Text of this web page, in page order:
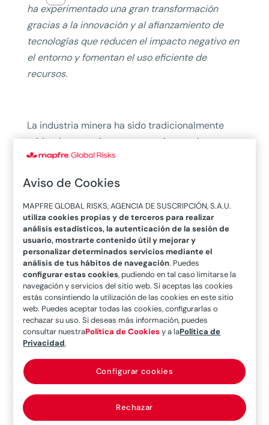
ha experimentado una gran transformación
gracias a la innovación y al afianzamiento de
tecnologías que reducen el impacto negativo en
el entorno y fomentan el uso eficiente de
recursos.
La industria minera ha sido tradicionalmente
criticada por su impacto negativo en el
medioambiente y las comunidades cercanas a
años, se está volviendo cada vez más sostenible,
reduciendo la carga ambiental y mejorando las
condiciones de los trabajadores. Para hablar
sobre este tema, entrevistamos a dos expertos
de PwC Chile: Andrés Sanín, Director de
Recursos Naturales, y Nicolás Westenenk,
Manager de Sostenibilidad y Cambio Climático.
Ambos nos explican la importancia del
desarrollo tecnológico con la adopción de la
Inteligencia Artificial (AI), la automatización y el
uso de energías renovables, además de la
implementación de prácticas más responsables
en la gestión de residuos como el uso de la
minería subterránea —cada vez más popular— y
Aviso de Cookies
MAPFRE GLOBAL RISKS, AGENCIA DE SUSCRIPCIÓN, S.A.U.
utiliza cookies propias y de terceros para realizar
análisis estadísticos, la autenticación de la sesión de
usuario, mostrarte contenido útil y mejorar y
personalizar determinados servicios mediante el
análisis de tus hábitos de navegación. Puedes
configurar estas cookies, pudiendo en tal caso limitarse la
navegación y servicios del sitio web. Si aceptas las cookies
estás consintiendo la utilización de las cookies en este sitio
web. Puedes aceptar todas las cookies, configurarlas o
rechazar su uso. Si deseas más información, puedes
consultar nuestraPolítica de Cookiesy a laPolítica de
Privacidad.
Rechazar
Configurar cookies